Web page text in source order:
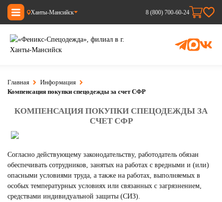
Ханты-Мансийск 8 (800) 700-60-24
Главная
Информация
Компенсация покупки спецодежды за счет СФР
КОМПЕНСАЦИЯ ПОКУПКИ СПЕЦОДЕЖДЫ ЗА
СЧЕТ СФР
Согласно действующему законодательству, работодатель обязан
обеспечивать сотрудников, занятых на работах с вредными и (или)
опасными условиями труда, а также на работах, выполняемых в
особых температурных условиях или связанных с загрязнением,
средствами индивидуальной защиты (СИЗ).